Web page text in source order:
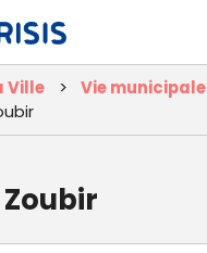
contenu
principal
Ville Vie municipale